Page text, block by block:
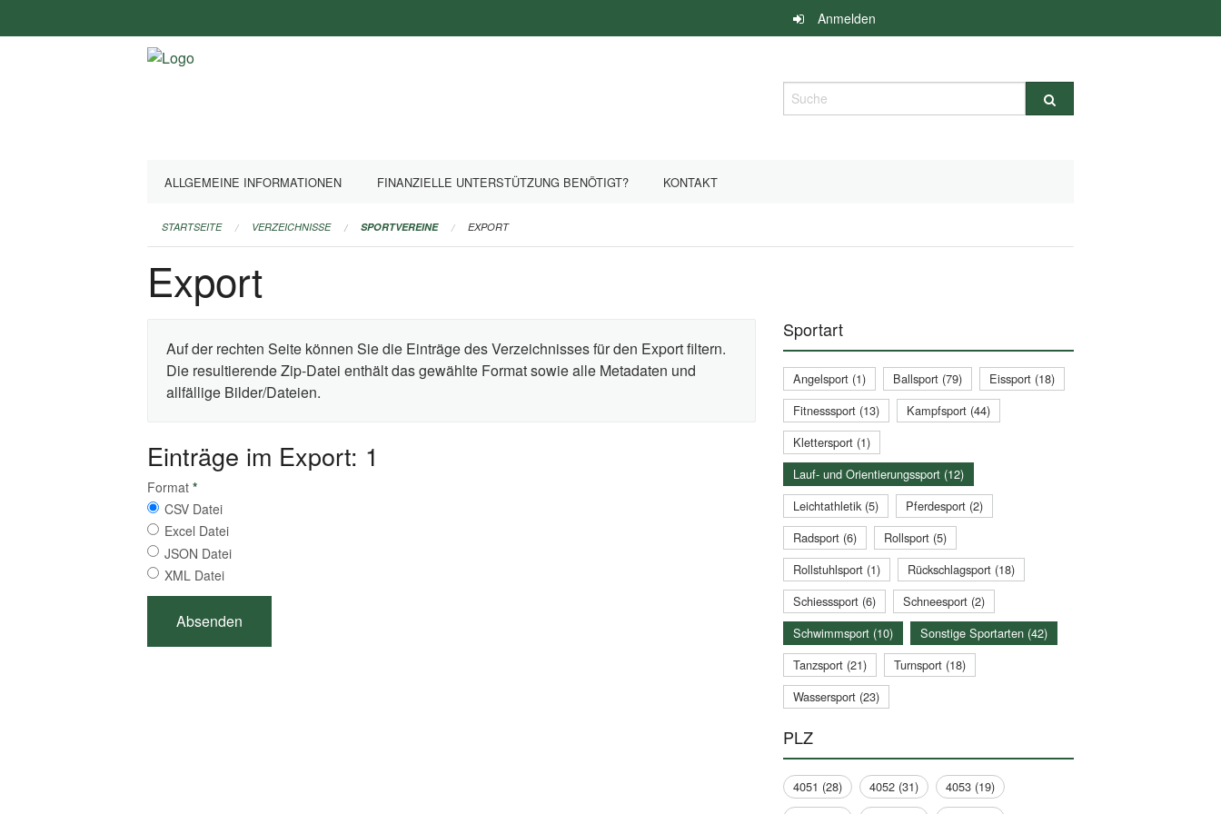
überspringen
Anmelden
Suche
ALLGEMEINE INFORMATIONEN FINANZIELLE UNTERSTÜTZUNG BENÖTIGT? KONTAKT
STARTSEITE VERZEICHNISSE SPORTVEREINE EXPORT
Export
Auf der rechten Seite können Sie die Einträge des Verzeichnisses für den Export filtern.
Die resultierende Zip-Datei enthält das gewählte Format sowie alle Metadaten und
allfällige Bilder/Dateien.
Einträge im Export: 1
Format *
CSV Datei
Excel Datei
JSON Datei
XML Datei
Sportart
Angelsport (1) Ballsport (79)
Eissport (18)
Fitnesssport (13)
Kampfsport (44)
Klettersport (1)
Lauf- und Orientierungssport (12)
Leichtathletik (5)
Pferdesport (2)
Radsport (6)
Rollsport (5)
Rollstuhlsport (1)
Rückschlagsport (18)
Schiesssport (6)
Schneesport (2)
Schwimmsport (10)
Sonstige Sportarten (42)
Tanzsport (21)
Turnsport (18)
Wassersport (23)
PLZ
4051 (28) 4052 (31)
4053 (19)